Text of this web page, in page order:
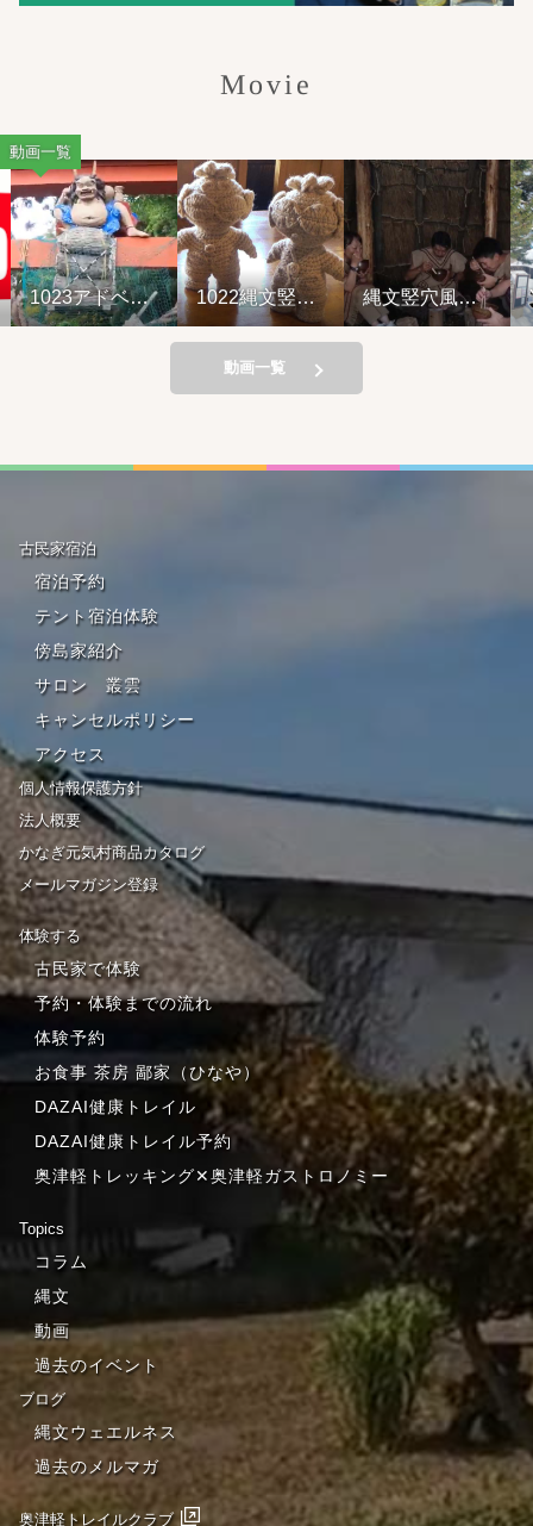
Movie
動画一覧
1023アドベン
チャーライド&
1022縄文竪穴
風住居設営と
縄文竪穴風住
居設営と縄文
動画一覧
古民家宿泊
宿泊予約
テント宿泊体験
傍島家紹介
サロン 叢雲
キャンセルポリシー
アクセス
個人情報保護方針
法人概要
かなぎ元気村商品カタログ
メールマガジン登録
体験する
古民家で体験
予約・体験までの流れ
体験予約
お食事 茶房 鄙家（ひなや）
DAZAI健康トレイル
DAZAI健康トレイル予約
奥津軽トレッキング✕奥津軽ガストロノミー
Topics
コラム
縄文
動画
過去のイベント
ブログ
縄文ウェエルネス
過去のメルマガ
奥津軽トレイルクラブ